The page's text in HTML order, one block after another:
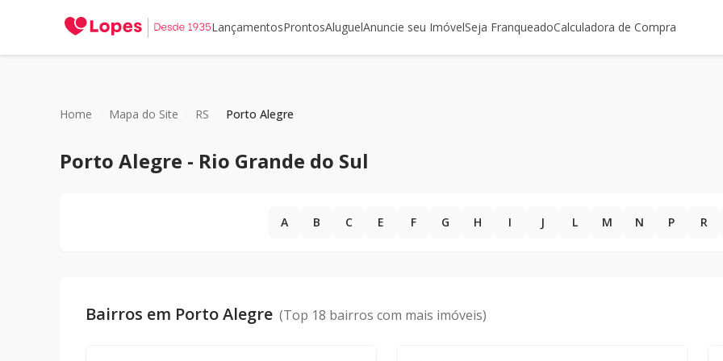
LançamentosProntosAluguelAnuncie seu ImóvelSeja FranqueadoCalculadora de Compra
Home Mapa do Site RS Porto Alegre
Porto Alegre - Rio Grande do Sul
A B C E F G H I J L M N P R
Bairros em Porto Alegre (Top 18 bairros com mais imóveis)